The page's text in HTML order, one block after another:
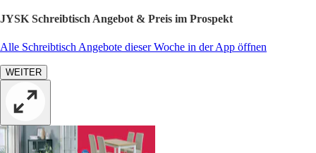
JYSK Schreibtisch Angebot & Preis im Prospekt
Alle Schreibtisch Angebote dieser Woche in der App öffnen
WEITER